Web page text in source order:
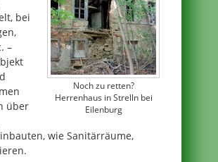
Noch zu retten?
Herrenhaus in Strelln bei
Eilenburg
bei
–
über
wie Sanitärräume,